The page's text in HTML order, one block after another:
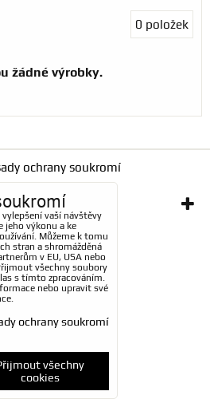
0 položek
ochrany soukromí
vaší návštěvy
jeho výkonu a ke
Můžeme k tomu
stran a shromážděná
v EU, USA nebo
všechny soubory
s tímto zpracováním.
nebo upravit své
ochrany soukromí
všechny
cookies